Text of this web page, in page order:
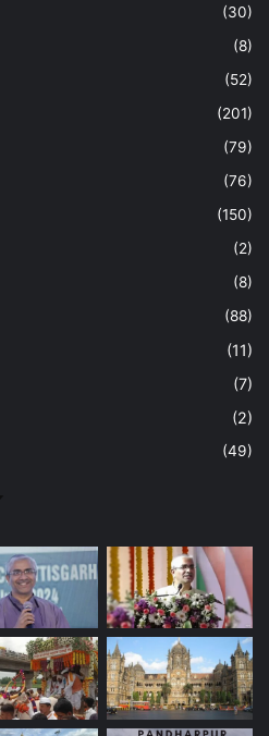
(30)
(8)
(52)
(201)
(79)
(76)
(150)
(2)
(8)
(88)
(11)
(7)
(2)
(49)